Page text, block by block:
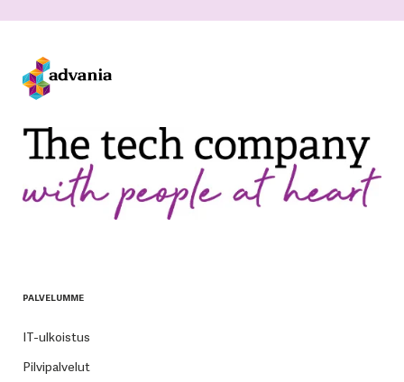
PALVELUMME
IT-ulkoistus
Pilvipalvelut